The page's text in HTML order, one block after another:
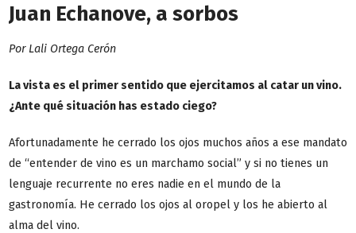
Juan Echanove, a sorbos
Por Lali Ortega Cerón
La vista es el primer sentido que ejercitamos al catar un vino.
¿Ante qué situación has estado ciego?
Afortunadamente he cerrado los ojos muchos años a ese mandato
de “entender de vino es un marchamo social” y si no tienes un
lenguaje recurrente no eres nadie en el mundo de la
gastronomía. He cerrado los ojos al oropel y los he abierto al
alma del vino.